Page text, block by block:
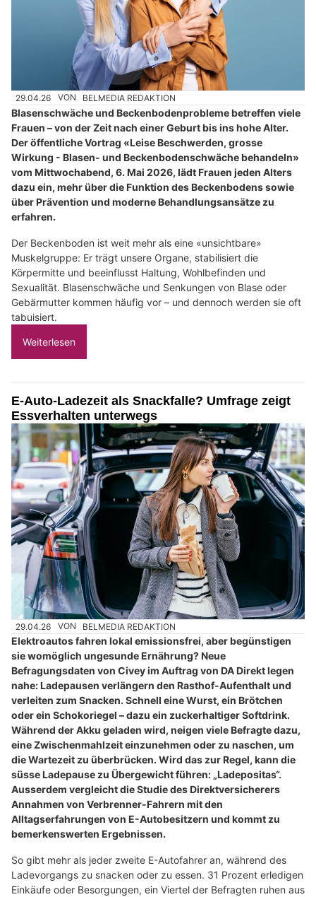
29.04.26 VON BELMEDIA REDAKTION
Blasenschwäche und Beckenbodenprobleme betreffen viele
Frauen – von der Zeit nach einer Geburt bis ins hohe Alter.
Der öffentliche Vortrag «Leise Beschwerden, grosse
Wirkung - Blasen- und Beckenbodenschwäche behandeln»
vom Mittwochabend, 6. Mai 2026, lädt Frauen jeden Alters
dazu ein, mehr über die Funktion des Beckenbodens sowie
über Prävention und moderne Behandlungsansätze zu
erfahren.
Der Beckenboden ist weit mehr als eine «unsichtbare»
Muskelgruppe: Er trägt unsere Organe, stabilisiert die
Körpermitte und beeinflusst Haltung, Wohlbefinden und
Sexualität. Blasenschwäche und Senkungen von Blase oder
Gebärmutter kommen häufig vor – und dennoch werden sie oft
tabuisiert.
Weiterlesen
E-Auto-Ladezeit als Snackfalle? Umfrage zeigt
Essverhalten unterwegs
29.04.26 VON BELMEDIA REDAKTION
Elektroautos fahren lokal emissionsfrei, aber begünstigen
sie womöglich ungesunde Ernährung? Neue
Befragungsdaten von Civey im Auftrag von DA Direkt legen
nahe: Ladepausen verlängern den Rasthof-Aufenthalt und
verleiten zum Snacken. Schnell eine Wurst, ein Brötchen
oder ein Schokoriegel – dazu ein zuckerhaltiger Softdrink.
Während der Akku geladen wird, neigen viele Befragte dazu,
eine Zwischenmahlzeit einzunehmen oder zu naschen, um
die Wartezeit zu überbrücken. Wird das zur Regel, kann die
süsse Ladepause zu Übergewicht führen: „Ladepositas“.
Ausserdem vergleicht die Studie des Direktversicherers
Annahmen von Verbrenner-Fahrern mit den
Alltagserfahrungen von E-Autobesitzern und kommt zu
bemerkenswerten Ergebnissen.
So gibt mehr als jeder zweite E-Autofahrer an, während des
Ladevorgangs zu snacken oder zu essen. 31 Prozent erledigen
Einkäufe oder Besorgungen, ein Viertel der Befragten ruhen aus